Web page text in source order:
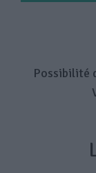
Possibilité